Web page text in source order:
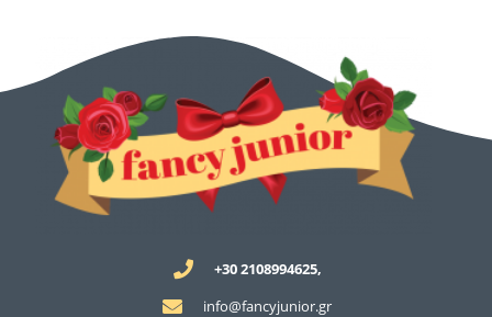
+30 2108994625,
info@fancyjunior.gr